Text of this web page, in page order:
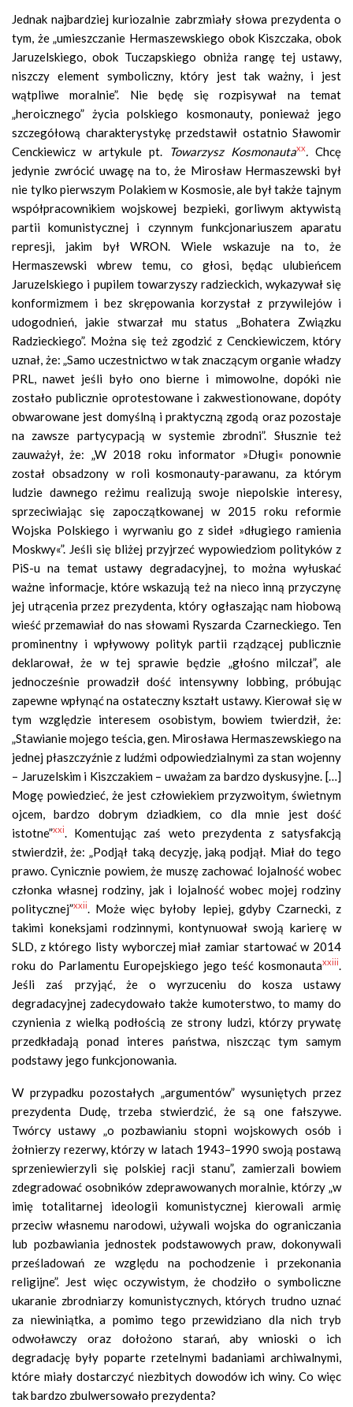
Jednak najbardziej kuriozalnie zabrzmiały słowa prezydenta o
tym, że „umieszczanie Hermaszewskiego obok Kiszczaka, obok
Jaruzelskiego, obok Tuczapskiego obniża rangę tej ustawy,
niszczy element symboliczny, który jest tak ważny, i jest
wątpliwe moralnie”. Nie będę się rozpisywał na temat
„heroicznego” życia polskiego kosmonauty, ponieważ jego
szczegółową charakterystykę przedstawił ostatnio Sławomir
Cenckiewicz w artykule pt.
Towarzysz Kosmonautaxx. Chcę
jedynie zwrócić uwagę na to, że Mirosław Hermaszewski był
nie tylko pierwszym Polakiem w Kosmosie, ale był także tajnym
współpracownikiem wojskowej bezpieki, gorliwym aktywistą
partii komunistycznej i czynnym funkcjonariuszem aparatu
represji, jakim był WRON. Wiele wskazuje na to, że
Hermaszewski wbrew temu, co głosi, będąc ulubieńcem
Jaruzelskiego i pupilem towarzyszy radzieckich, wykazywał się
konformizmem i bez skrępowania korzystał z przywilejów i
udogodnień, jakie stwarzał mu status „Bohatera Związku
Radzieckiego”. Można się też zgodzić z Cenckiewiczem, który
uznał, że: „Samo uczestnictwo w tak znaczącym organie władzy
PRL, nawet jeśli było ono bierne i mimowolne, dopóki nie
zostało publicznie oprotestowane i zakwestionowane, dopóty
obwarowane jest domyślną i praktyczną zgodą oraz pozostaje
na zawsze partycypacją w systemie zbrodni”. Słusznie też
zauważył, że: „W 2018 roku informator »Długi« ponownie
został obsadzony w roli kosmonauty-parawanu, za którym
ludzie dawnego reżimu realizują swoje niepolskie interesy,
sprzeciwiając się zapoczątkowanej w 2015 roku reformie
Wojska Polskiego i wyrwaniu go z sideł »długiego ramienia
Moskwy«”. Jeśli się bliżej przyjrzeć wypowiedziom polityków z
PiS-u na temat ustawy degradacyjnej, to można wyłuskać
ważne informacje, które wskazują też na nieco inną przyczynę
jej utrącenia przez prezydenta, który ogłaszając nam hiobową
wieść przemawiał do nas słowami Ryszarda Czarneckiego. Ten
prominentny i wpływowy polityk partii rządzącej publicznie
deklarował, że w tej sprawie będzie „głośno milczał”, ale
jednocześnie prowadził dość intensywny lobbing, próbując
zapewne wpłynąć na ostateczny kształt ustawy. Kierował się w
tym względzie interesem osobistym, bowiem twierdził, że:
„Stawianie mojego teścia, gen. Mirosława Hermaszewskiego na
jednej płaszczyźnie z ludźmi odpowiedzialnymi za stan wojenny
– Jaruzelskim i Kiszczakiem – uważam za bardzo dyskusyjne. […]
Mogę powiedzieć, że jest człowiekiem przyzwoitym, świetnym
ojcem, bardzo dobrym dziadkiem, co dla mnie jest dość
istotne”xxi. Komentując zaś weto prezydenta z satysfakcją
stwierdził, że: „Podjął taką decyzję, jaką podjął. Miał do tego
prawo. Cynicznie powiem, że muszę zachować lojalność wobec
członka własnej rodziny, jak i lojalność wobec mojej rodziny
politycznej”xxii. Może więc byłoby lepiej, gdyby Czarnecki, z
takimi koneksjami rodzinnymi, kontynuował swoją karierę w
SLD, z którego listy wyborczej miał zamiar startować w 2014
roku do Parlamentu Europejskiego jego teść kosmonautaxxiii.
Jeśli zaś przyjąć, że o wyrzuceniu do kosza ustawy
degradacyjnej zadecydowało także kumoterstwo, to mamy do
czynienia z wielką podłością ze strony ludzi, którzy prywatę
przedkładają ponad interes państwa, niszcząc tym samym
podstawy jego funkcjonowania.
W przypadku pozostałych „argumentów” wysuniętych przez
prezydenta Dudę, trzeba stwierdzić, że są one fałszywe.
Twórcy ustawy „o pozbawianiu stopni wojskowych osób i
żołnierzy rezerwy, którzy w latach 1943–1990 swoją postawą
sprzeniewierzyli się polskiej racji stanu”, zamierzali bowiem
zdegradować osobników zdeprawowanych moralnie, którzy „w
imię totalitarnej ideologii komunistycznej kierowali armię
przeciw własnemu narodowi, używali wojska do ograniczania
lub pozbawiania jednostek podstawowych praw, dokonywali
prześladowań ze względu na pochodzenie i przekonania
religijne”. Jest więc oczywistym, że chodziło o symboliczne
ukaranie zbrodniarzy komunistycznych, których trudno uznać
za niewiniątka, a pomimo tego przewidziano dla nich tryb
odwoławczy oraz dołożono starań, aby wnioski o ich
degradację były poparte rzetelnymi badaniami archiwalnymi,
które miały dostarczyć niezbitych dowodów ich winy. Co więc
tak bardzo zbulwersowało prezydenta?